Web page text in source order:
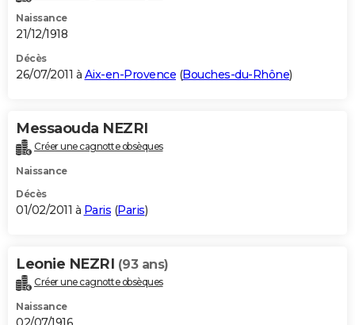
Naissance
21/12/1918
Décès
26/07/2011 à Aix-en-Provence (Bouches-du-Rhône)
Messaouda NEZRI
Créer une cagnotte obsèques
Naissance
Décès
01/02/2011 à Paris (Paris)
Leonie NEZRI (93 ans)
Créer une cagnotte obsèques
Naissance